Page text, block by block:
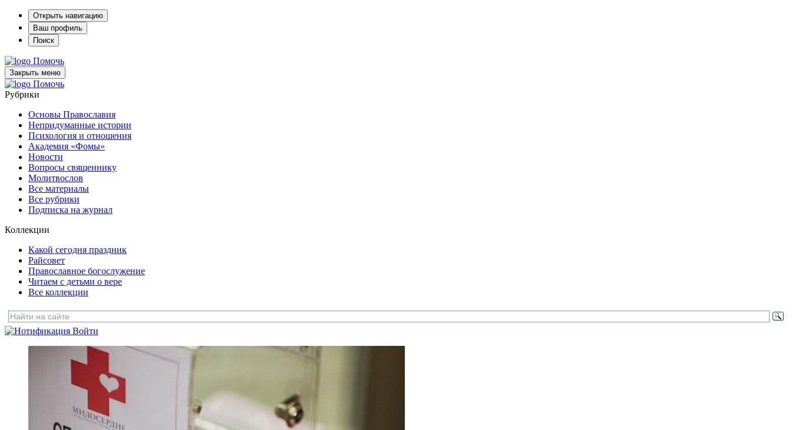
Открыть навигацию
Ваш профиль
Поиск
Помочь
Закрыть меню
Помочь
Рубрики
Основы Православия
Непридуманные истории
Психология и отношения
Академия «Фомы»
Новости
Вопросы священнику
Молитвослов
Все материалы
Все рубрики
Подписка на журнал
Коллекции
Какой сегодня праздник
Райсовет
Православное богослужение
Читаем с детьми о вере
Все коллекции
Войти